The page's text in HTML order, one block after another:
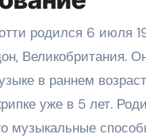
родился 6 июля
Великобритания.
в раннем
уже в 5 лет.
музыкальные